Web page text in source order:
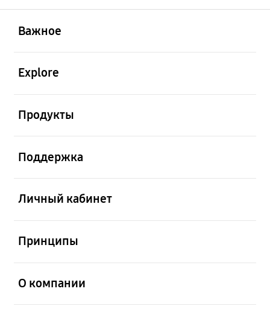
Важное
Explore
Продукты
Поддержка
Личный кабинет
Принципы
О компании